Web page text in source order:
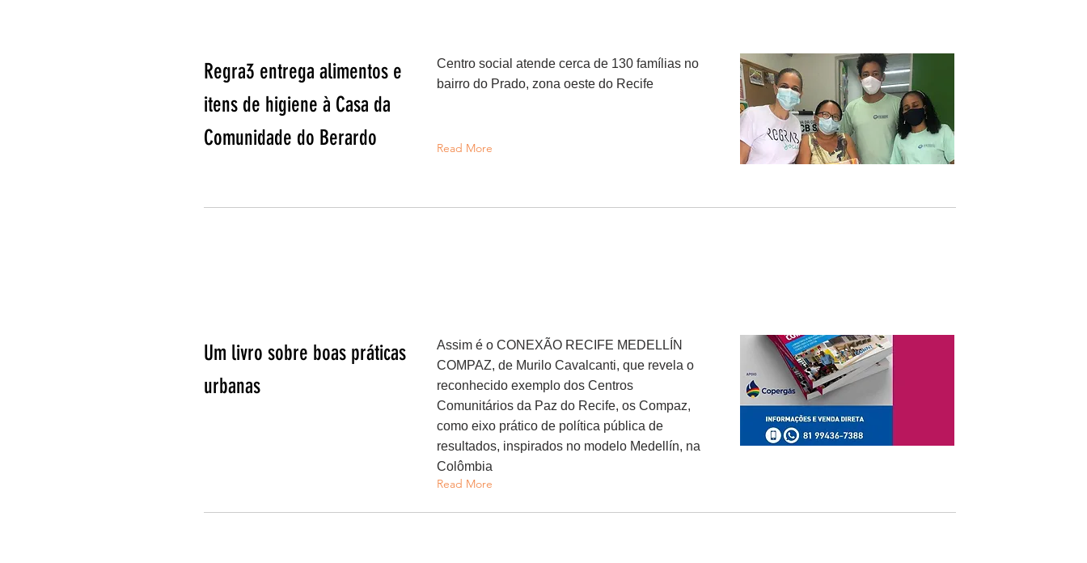
Regra3 entrega alimentos e
itens de higiene à Casa da
Comunidade do Berardo
Centro social atende cerca de 130 famílias no
bairro do Prado, zona oeste do Recife
Read More
Um livro sobre boas práticas
urbanas
Assim é o CONEXÃO RECIFE MEDELLÍN
COMPAZ, de Murilo Cavalcanti, que revela o
reconhecido exemplo dos Centros
Comunitários da Paz do Recife, os Compaz,
como eixo prático de política pública de
resultados, inspirados no modelo Medellín, na
Colômbia
Read More